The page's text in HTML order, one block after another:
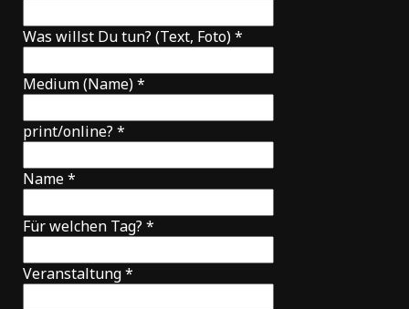
Was willst Du tun? (Text, Foto)*
Medium (Name)*
print/online? *
Name*
Für welchen Tag? *
Veranstaltung*